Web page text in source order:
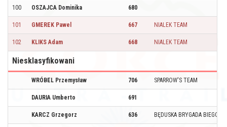
100 OSZAJCA Dominika 680
101 GMEREK Pawel 667 NIALEK TEAM
102 KLIKS Adam 668 NIALEK TEAM
Niesklasyfikowani
WRÓBEL Przemysław 706 SPARROW'S TEAM
DAURIA Umberto 691
KARCZ Grzegorz 636 BĘDUSKA BRYGADA BIEGOWA